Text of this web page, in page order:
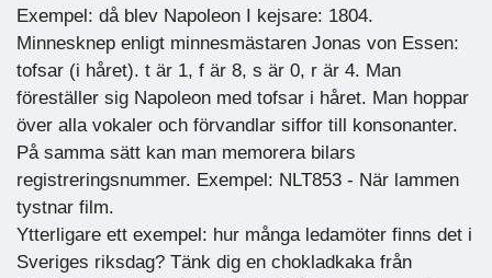
Exempel: då blev Napoleon I kejsare: 1804.
Minnesknep enligt minnesmästaren Jonas von Essen:
tofsar (i håret). t är 1, f är 8, s är 0, r är 4. Man
föreställer sig Napoleon med tofsar i håret. Man hoppar
över alla vokaler och förvandlar siffor till konsonanter.
På samma sätt kan man memorera bilars
registreringsnummer. Exempel: NLT853 - När lammen
tystnar film.
Ytterligare ett exempel: hur många ledamöter finns det i
Sveriges riksdag? Tänk dig en chokladkaka från